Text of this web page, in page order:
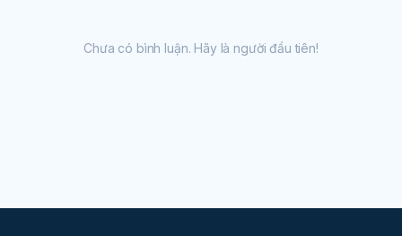
Chưa có bình luận. Hãy là người đầu tiên!